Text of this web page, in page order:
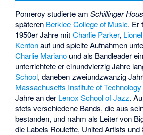
Pomeroy studierte amSchillinger
späteren Berklee College of Music. Er
1950er Jahre mitCharlie Parker,
Kentonauf und spielte Aufnahmen
Charlie Mariano und als Bandleader
unterrichtete er einundvierzig Jahre
School, daneben zweiundzwanzig
Massachusetts Institute of Technology
Jahre an der Lenox School of Jazz.
stets verschiedene Bands, die aus
bestanden, und nahm als Leiter von
die Labels Roulette, United Artists und